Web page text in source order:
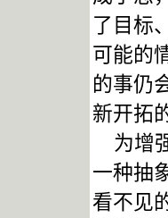
了目标
可能的
的事仍
新开拓
为增
一种抽
看不见